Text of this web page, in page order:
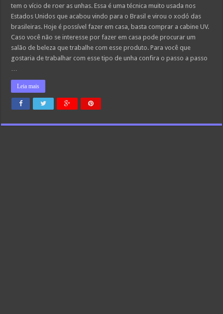
tem o vício de roer as unhas. Essa é uma técnica muito usada nos
Estados Unidos que acabou vindo para o Brasil e virou o xodó das
brasileiras. Hoje é possível fazer em casa, basta comprar a cabine UV.
Caso você não se interesse por fazer em casa pode procurar um
salão de beleza que trabalhe com esse produto. Para você que
gostaria de trabalhar com esse tipo de unha confira o passo a passo
…
Leia mais